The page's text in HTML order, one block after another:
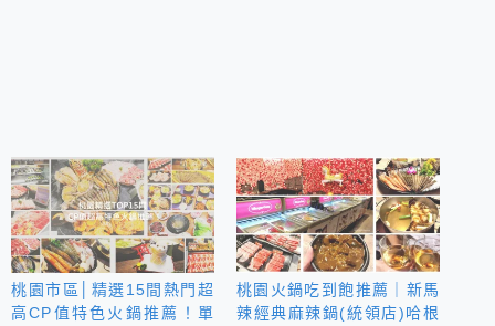
桃園市區│精選15間熱門超
高CP值特色火鍋推薦！單
桃園火鍋吃到飽推薦｜新馬
辣經典麻辣鍋(統領店)哈根